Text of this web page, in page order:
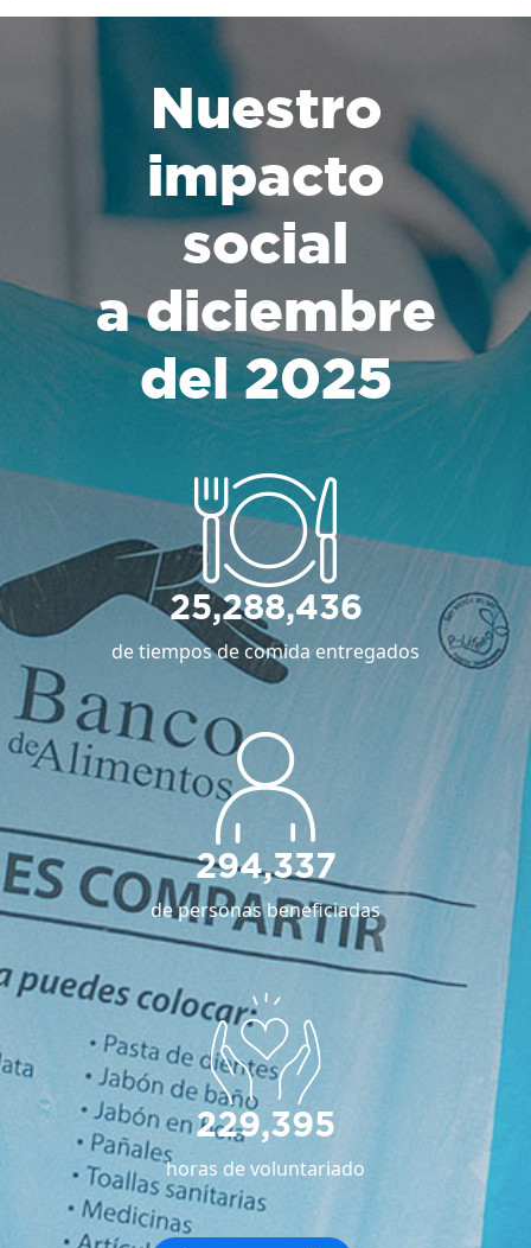
Nuestro
impacto
social
a diciembre
del 2025
25,288,436
de tiempos de comida entregados
294,337
de personas beneficiadas
229,395
horas de voluntariado